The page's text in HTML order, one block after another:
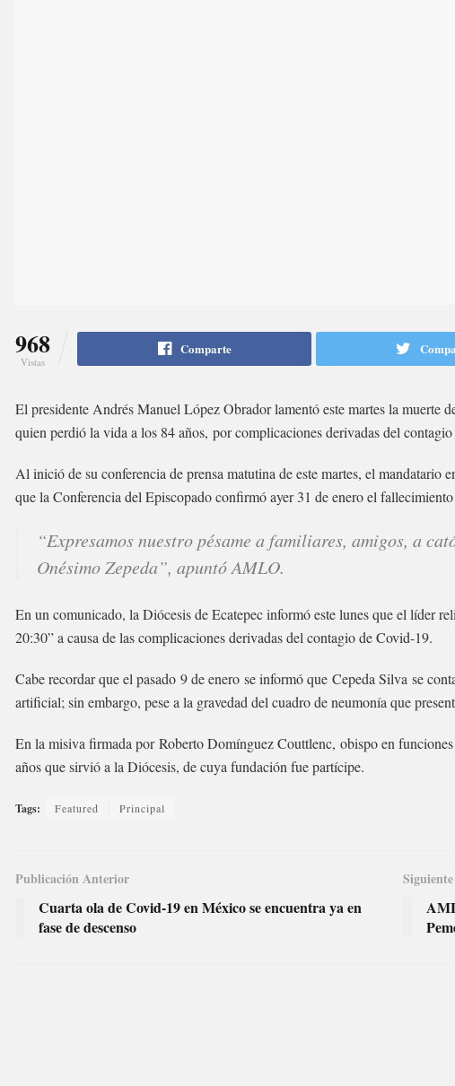
968
Vistas
Comparte
El presidente Andrés Manuel López Obrador lamentó este martes la muerte
quien perdió la vida a los 84 años, por complicaciones derivadas del
Al inició de su conferencia de prensa matutina de este martes, el mandatario
que la Conferencia del Episcopado confirmó ayer 31 de enero el
“Expresamos nuestro pésame a familiares, amigos, a
Onésimo Zepeda”, apuntó AMLO.
En un comunicado, la Diócesis de Ecatepec informó este lunes que el líder
20:30” a causa de las complicaciones derivadas del contagio de Covid-19.
Cabe recordar que el pasado 9 de enero se informó que Cepeda Silva se
artificial; sin embargo, pese a la gravedad del cuadro de neumonía que
En la misiva firmada por Roberto Domínguez Couttlenc, obispo en
años que sirvió a la Diócesis, de cuya fundación fue partícipe.
Tags: Featured Principal
Publicación Anterior
Cuarta ola de Covid-19 en México se encuentra ya en
fase de descenso